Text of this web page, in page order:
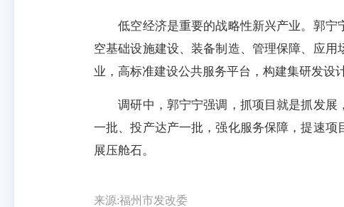
低空经济是重要的战略性新兴产业。郭宁
空基础设施建设、装备制造、管理保障、应
业，高标准建设公共服务平台，构建集研发设
调研中，郭宁宁强调，抓项目就是抓发展
一批、投产达产一批，强化服务保障，提速
展压舱石。
来源:福州市发改委